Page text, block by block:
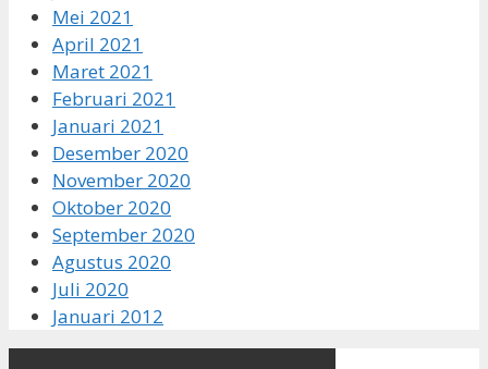
Mei 2021
April 2021
Maret 2021
Februari 2021
Januari 2021
Desember 2020
November 2020
Oktober 2020
September 2020
Agustus 2020
Juli 2020
Januari 2012